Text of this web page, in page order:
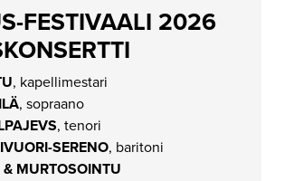
FESTIVAALI 2026
, kapellimestari
, sopraano
, tenori
SERENO, baritoni
MURTOSOINTU